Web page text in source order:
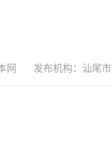
网 发布机构： 汕尾